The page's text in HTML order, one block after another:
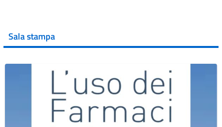
Sala stampa